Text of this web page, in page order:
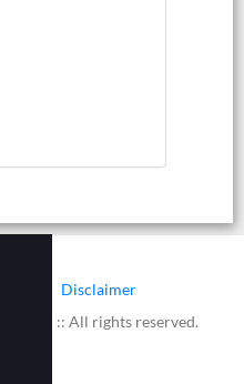
Disclaimer
:: All rights reserved.